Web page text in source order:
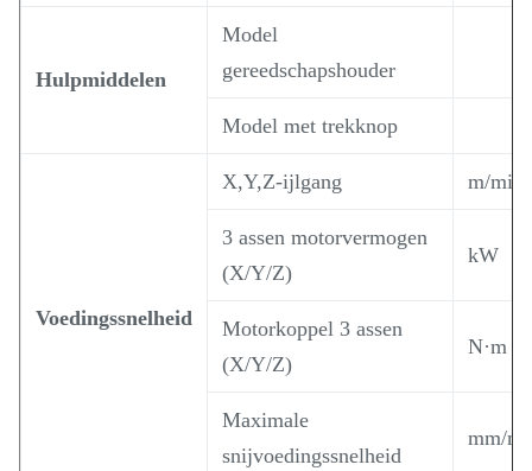
Hulpmiddelen
Model
gereedschapshouder
Model met trekknop
Voedingssnelheid
X,Y,Z-ijlgang m/min
3 assen motorvermogen
(X/Y/Z)
kW
Motorkoppel 3 assen
(X/Y/Z)
N·m
Maximale
snijvoedingssnelheid
mm/